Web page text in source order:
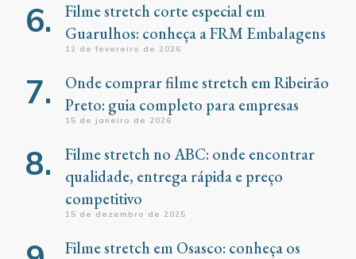
Filme stretch corte especial em
Guarulhos: conheça a FRM Embalagens
12 de fevereiro de 2026
Onde comprar filme stretch em Ribeirão
Preto: guia completo para empresas
15 de janeiro de 2026
Filme stretch no ABC: onde encontrar
qualidade, entrega rápida e preço
competitivo
15 de dezembro de 2025
Filme stretch em Osasco: conheça os